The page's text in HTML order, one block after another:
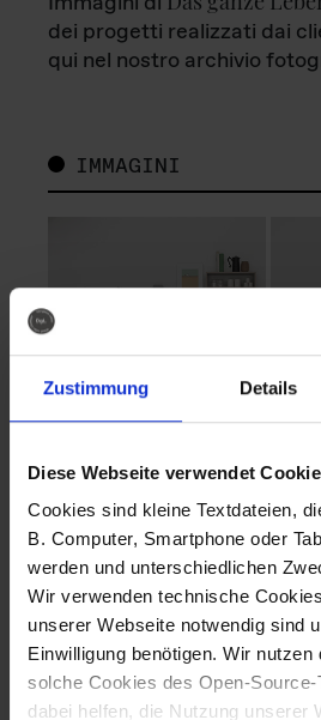
Zustimmung Details
Diese Webseite verwendet
Cookies sind kleine Textdateien,
B. Computer, Smartphone oder
werden und unterschiedlichen
Wir verwenden technische
unserer Webseite notwendig sind
Einwilligung benötigen. Wir nutzen
solche Cookies des Open-
dabei helfen, die Nutzung unserer
dei progetti realizzati dai
qui nel nostro archivio
IMMAGINI
Fotografo: Lorenz
Sternbach
Download